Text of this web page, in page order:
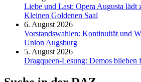
Liebe und Last: Opera Augusta
Kleinen Goldenen Saal
6. August 2026
Vorstandswahlen: Kontinuität und
Union Augsburg
5. August 2026
Dragqueen-Lesung: Demos blieben